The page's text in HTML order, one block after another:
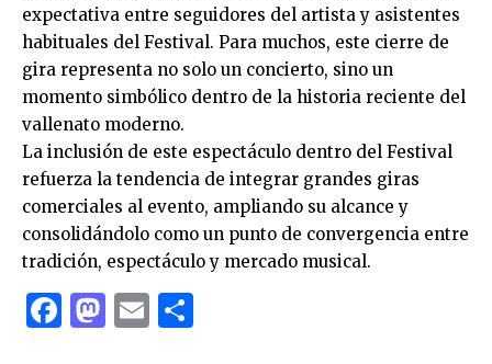
expectativa entre seguidores del artista y asistentes
habituales del Festival. Para muchos, este cierre de
gira representa no solo un concierto, sino un
momento simbólico dentro de la historia reciente del
vallenato moderno.
La inclusión de este espectáculo dentro del Festival
refuerza la tendencia de integrar grandes giras
comerciales al evento, ampliando su alcance y
consolidándolo como un punto de convergencia entre
tradición, espectáculo y mercado musical.
Facebook
Mastodon
Email